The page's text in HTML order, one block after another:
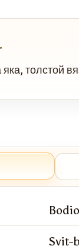
толстой
Svit-